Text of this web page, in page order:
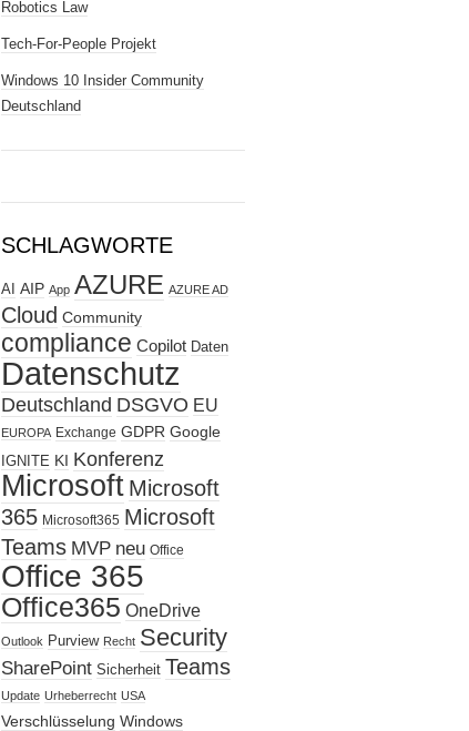
Robotics Law
Tech-For-People Projekt
Windows 10 Insider Community
Deutschland
SCHLAGWORTE
AI AIP App AZURE AZURE AD
Cloud Community
compliance Copilot Daten
Datenschutz
Deutschland DSGVO EU
EUROPA Exchange GDPR Google
IGNITE KI Konferenz
Microsoft Microsoft
365 Microsoft365 Microsoft
Teams MVP neu Office
Office 365
Office365 OneDrive
Outlook Purview Recht Security
SharePoint Sicherheit Teams
Update Urheberrecht USA
Verschlüsselung Windows